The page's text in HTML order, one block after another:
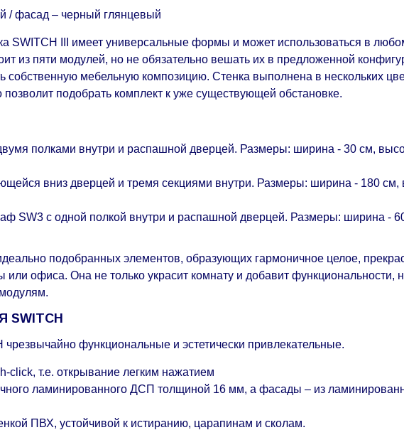
/ фасад – черный глянцевый
SWITCH III имеет универсальные формы и может использоваться в
из пяти модулей, но не обязательно вешать их в предложенной
собственную мебельную композицию. Стенка выполнена в нескольких
подобрать комплект к уже существующей обстановке.
полками внутри и распашной дверцей. Размеры: ширина - 30 см,
вниз дверцей и тремя секциями внутри. Размеры: ширина - 180 см,
SW3 с одной полкой внутри и распашной дверцей. Размеры: ширина -
подобранных элементов, образующих гармоничное целое,
офиса. Она не только украсит комнату и добавит функциональности,
функциональные и эстетически привлекательные.
click, т.е. открывание легким нажатием
ламинированного ДСП толщиной 16 мм, а фасады – из
ПВХ, устойчивой к истиранию, царапинам и сколам.